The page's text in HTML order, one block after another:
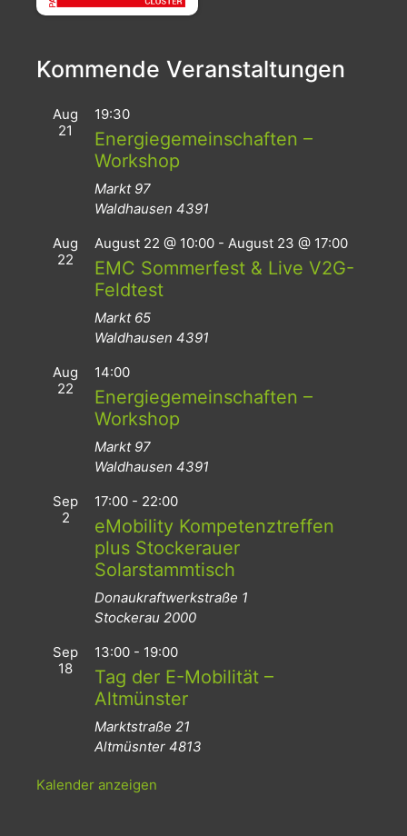
Kommende Veranstaltungen
Aug
21
19:30
Energiegemeinschaften –
Workshop
Markt 97
Waldhausen 4391
Aug
22
August 22 @ 10:00 - August 23 @ 17:00
EMC Sommerfest & Live V2G-
Feldtest
Markt 65
Waldhausen 4391
Aug
22
14:00
Energiegemeinschaften –
Workshop
Markt 97
Waldhausen 4391
Sep
2
17:00 - 22:00
eMobility Kompetenztreffen
plus Stockerauer
Solarstammtisch
Donaukraftwerkstraße 1
Stockerau 2000
Sep
18
13:00 - 19:00
Tag der E-Mobilität –
Altmünster
Marktstraße 21
Altmüsnter 4813
Kalender anzeigen